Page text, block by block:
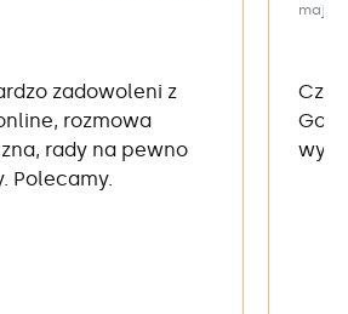
zadowoleni z
rozmowa
rady na pewno
Polecamy.
maj